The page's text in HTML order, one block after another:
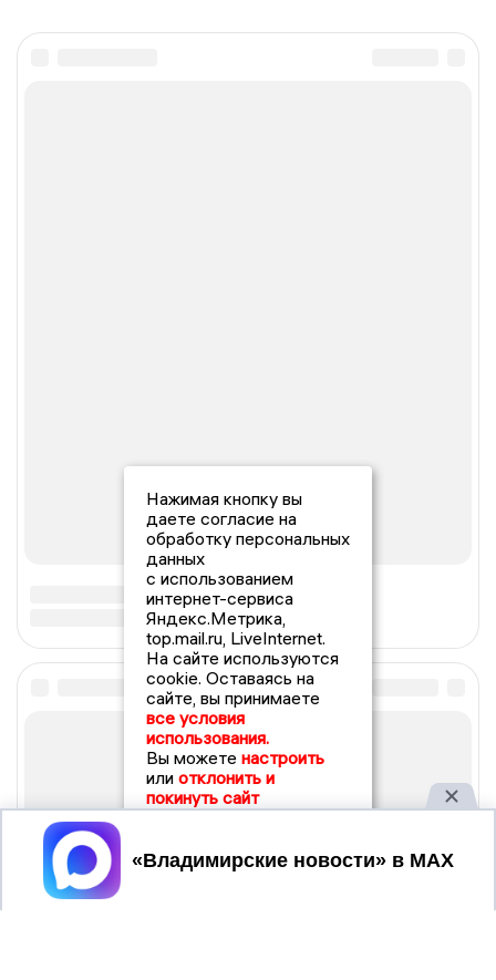
Нажимая кнопку вы
даете согласие на
обработку персональных
данных
с использованием
интернет-сервиса
Яндекс.Метрика,
top.mail.ru, LiveInternet.
На сайте используются
cookie. Оставаясь на
сайте, вы принимаете
все условия
использования.
Вы можете настроить
или отклонить и
покинуть сайт
Принять